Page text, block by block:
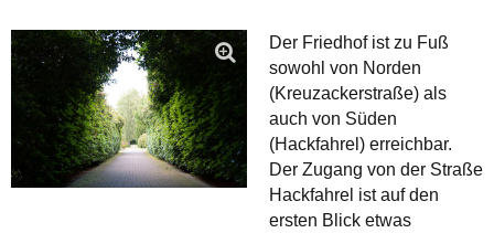
Der Friedhof ist zu Fuß
sowohl von Norden
(Kreuzackerstraße) als
auch von Süden
(Hackfahrel) erreichbar.
Der Zugang von der Straße
Hackfahrel ist auf den
ersten Blick etwas